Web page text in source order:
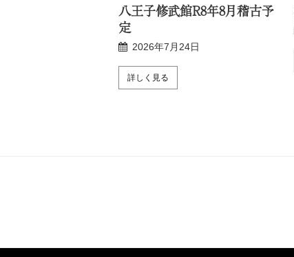
八王子修武館R8年8月稽古予
定
2026年7月24日
詳しく見る